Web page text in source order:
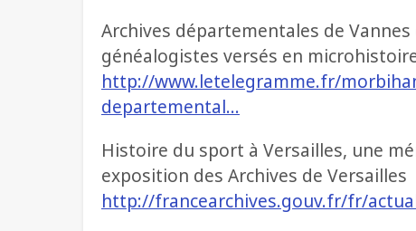
Archives départementales de
généalogistes versés en
http://www.letelegramme.fr/
departemental…
Histoire du sport à Versailles, une
exposition des Archives de Versailles
http://francearchives.gouv.fr/fr/